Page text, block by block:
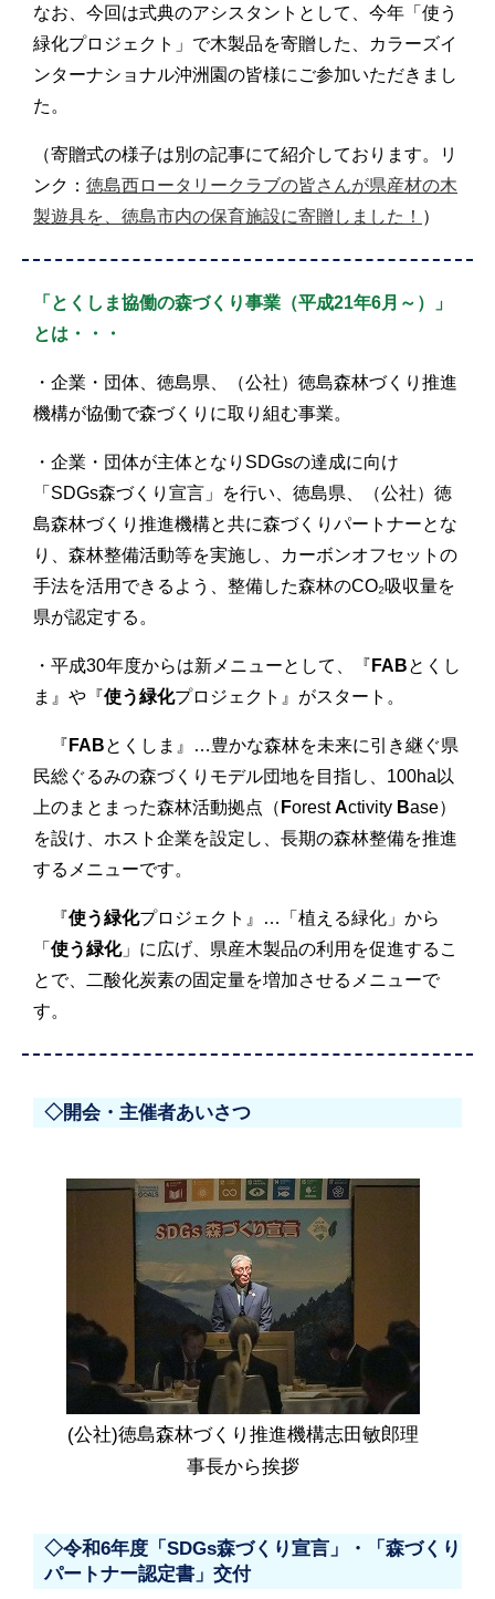
なお、今回は式典のアシスタントとして、今年「使う
緑化プロジェクト」で木製品を寄贈した、カラーズイ
ンターナショナル沖洲園の皆様にご参加いただきまし
た。
（寄贈式の様子は別の記事にて紹介しております。リ
ンク： 徳島西ロータリークラブの皆さんが県産材の木
製遊具を、徳島市内の保育施設に寄贈しました！ ）
「とくしま協働の森づくり事業（平成21年6月～）」
とは・・・
・企業・団体、徳島県、（公社）徳島森林づくり推進
機構が協働で森づくりに取り組む事業。
・企業・団体が主体となりSDGsの達成に向け
「SDGs森づくり宣言」を行い、徳島県、（公社）徳
島森林づくり推進機構と共に森づくりパートナーとな
り、森林整備活動等を実施し、カーボンオフセットの
手法を活用できるよう、整備した森林のCO₂吸収量を
県が認定する。
・平成30年度からは新メニューとして、『 FABとくし
ま』や『使う緑化プロジェクト』がスタート。
『 FABとくしま』…豊かな森林を未来に引き継ぐ県
民総ぐるみの森づくりモデル団地を目指し、100ha以
上のまとまった森林活動拠点（ ForestActivity Base）
を設け、ホスト企業を設定し、長期の森林整備を推進
するメニューです。
『使う緑化プロジェクト』…「植える緑化」から
「 使う緑化」に広げ、県産木製品の利用を促進するこ
とで、二酸化炭素の固定量を増加させるメニューで
す。
◇開会・主催者あいさつ
(公社)徳島森林づくり推進機構志田敏郎理
事長から挨拶
◇令和6年度「SDGs森づくり宣言」・「森づくり
パートナー認定書」交付